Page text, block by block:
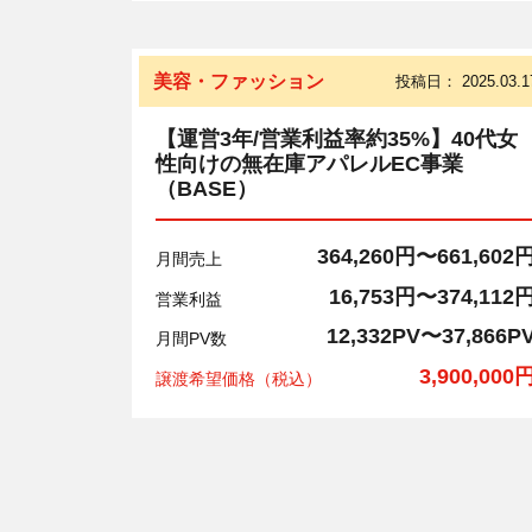
美容・ファッション 投稿日：
【運営3年/営業利益率約35%】40代女
性向けの無在庫アパレルEC事業
（BASE）
月間売上 364,260円〜661,602円
営業利益 16,753円〜374,112円
月間PV数 12,332PV〜
譲渡希望価格（税込） 3,900,000円